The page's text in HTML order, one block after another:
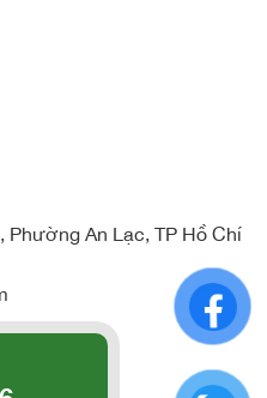
Phường An Lạc, TP Hồ Chí